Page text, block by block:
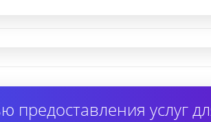
предоставления услуг